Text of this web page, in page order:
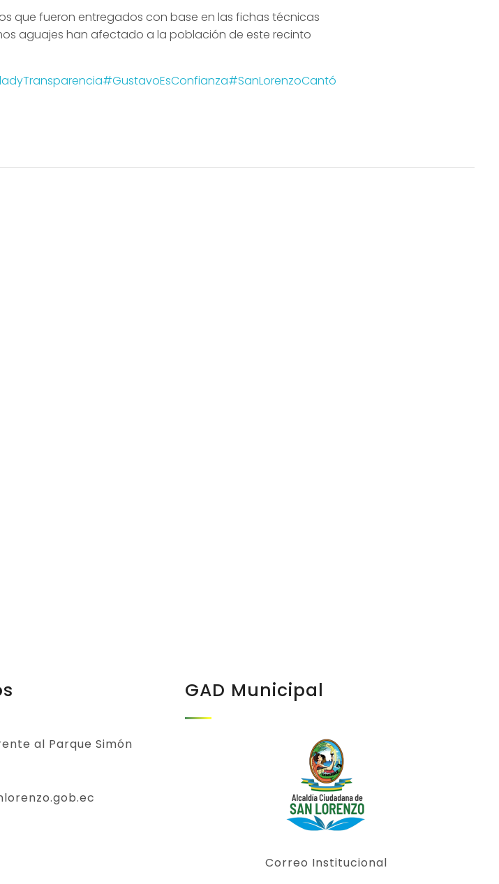
que fueron entregados con base en las fichas técnicas
aguajes han afectado a la población de este recinto
#GustavoEsConfianza#SanLorenzoCantó
al Parque Simón
GAD Municipal
Correo Institucional